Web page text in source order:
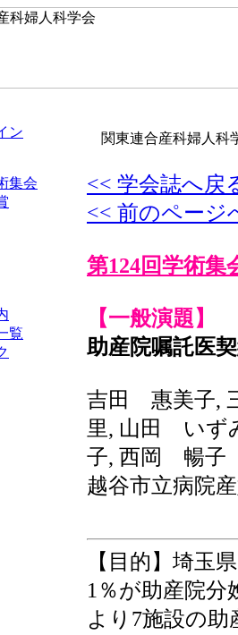
関東連合産科婦人科
<< 学会誌へ戻
<< 前のページ
第124回学術集
【一般演題】
助産院嘱託医
吉田 惠美子,
里, 山田 いず
子, 西岡 暢子
越谷市立病院
【目的】埼玉
1％が助産院分
より7施設の助